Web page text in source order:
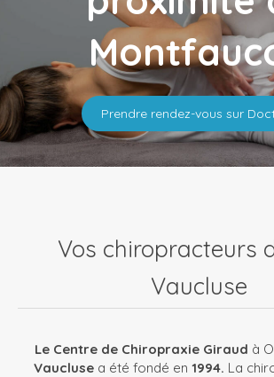
Prendre rendez-vous sur
Vos chiropracteurs
Vaucluse
Le Centre de Chiropraxie Giraud à
Vauclusea été fondé en 1994. La